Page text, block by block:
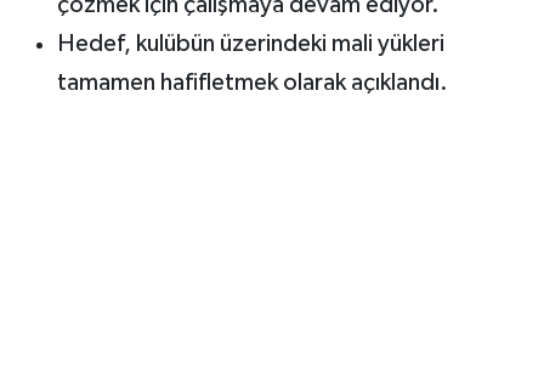
Hedef, kulübün üzerindeki mali yükleri
tamamen hafifletmek olarak açıklandı.